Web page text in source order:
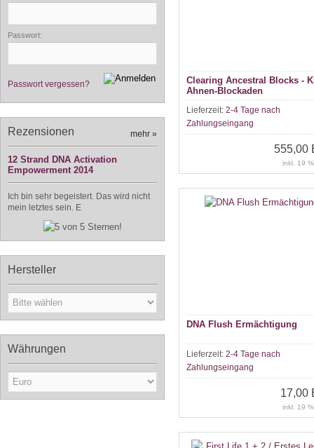
Passwort:
Passwort vergessen?
Rezensionen mehr »
12 Strand DNA Activation
Empowerment 2014
Ich bin sehr begeistert. Das wird nicht
mein letztes sein. E
Hersteller
Währungen
Clearing Ancestral Blocks -
Ahnen-Blockaden
ANWENDERGRAD
Lieferzeit: 2-4 Tage nach
Zahlungseingang
555,00
inkl. 19
DNA Flush Ermächtigung
Lieferzeit: 2-4 Tage nach
Zahlungseingang
17,00
inkl. 19